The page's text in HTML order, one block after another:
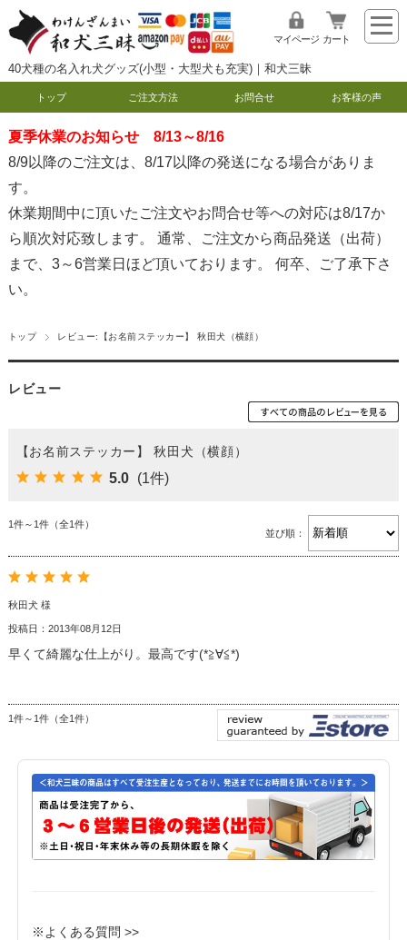
40犬種の名入れ犬グッズ(小型・大型犬も充実)｜和犬三昧
マイページ カート
トップ ご注文方法 お問合せ お客様の声
夏季休業のお知らせ 8/13～8/16
8/9以降のご注文は、8/17以降の発送になる場合がありま
す。
休業期間中に頂いたご注文やお問合せ等への対応は8/17か
ら順次対応致します。 通常、ご注文から商品発送（出荷）
まで、3～6営業日ほど頂いております。 何卒、ご了承下さ
い。
トップ レビュー:【お名前ステッカー】 秋田犬（横顔）
レビュー
【お名前ステッカー】 秋田犬（横顔）
5.0 (1件)
1件～1件（全1件）
並び順：
秋田犬 様
投稿日：2013年08月12日
早くて綺麗な仕上がり。最高です(*≧∀≦*)
1件～1件（全1件）
※よくある質問 >>